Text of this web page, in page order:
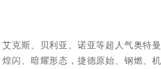
克斯、贝利亚、诺亚等超人气奥特
闪、暗耀形态，捷德原始、钢燃、